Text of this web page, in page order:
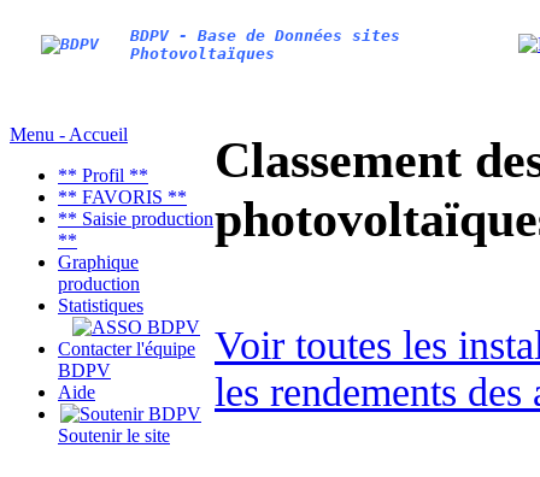
BDPV - Base de Données sites
Photovoltaïques
Menu - Accueil
** Profil **
** FAVORIS **
** Saisie production
**
Graphique
production
Statistiques
Contacter l'équipe
BDPV
Aide
Soutenir le site
Classement
Voir toutes les
les rendements des